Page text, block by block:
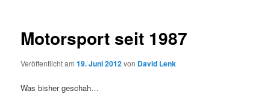
Motorsport seit 1987
Veröffentlicht am19. Juni 2012von David Lenk
Was bisher geschah…